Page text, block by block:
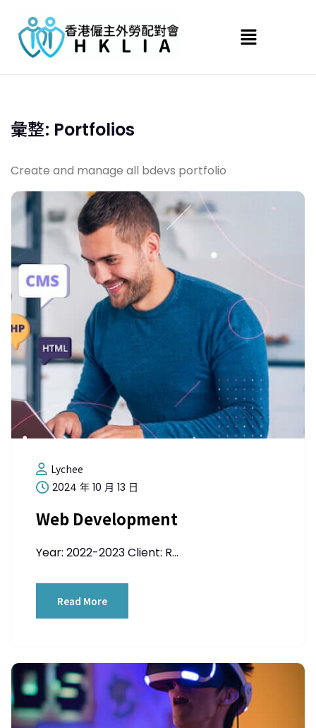
彙整: Portfolios
Create and manage all bdevs portfolio
Lychee
2024 年 10 月 13 日
Web Development
Year: 2022-2023 Client: R...
Read More